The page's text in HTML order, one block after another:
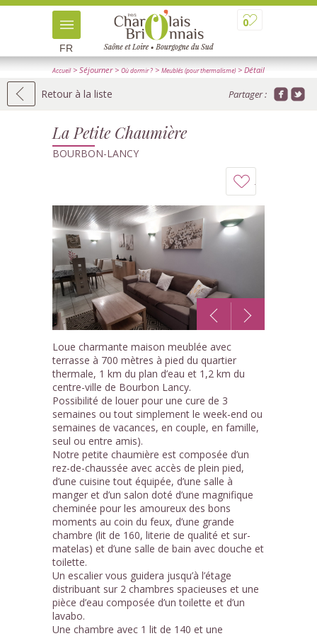
0
FR
Accueil> Séjourner> Où dormir ? > Meublés (pour thermalisme)> Détail
Retour à la liste Partager :
La Petite Chaumière
BOURBON-LANCY
à
1
Loue charmante maison meublée avec
terrasse à 700 mètres à pied du quartier
thermale, 1 km du plan d’eau et 1,2 km du
centre-ville de Bourbon Lancy.
Possibilité de louer pour une cure de 3
semaines ou tout simplement le week-end ou
semaines de vacances, en couple, en famille,
seul ou entre amis).
Notre petite chaumière est composée d’un
rez-de-chaussée avec accès de plein pied,
d’une cuisine tout équipée, d’une salle à
manger et d’un salon doté d’une magnifique
cheminée pour les amoureux des bons
moments au coin du feux, d’une grande
chambre (lit de 160, literie de qualité et sur-
matelas) et d’une salle de bain avec douche et
toilette.
Un escalier vous guidera jusqu’à l’étage
distribuant sur 2 chambres spacieuses et une
pièce d’eau composée d’un toilette et d’un
lavabo.
Une chambre avec 1 lit de 140 et une